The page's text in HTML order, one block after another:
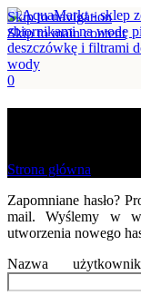
Skip to navigation
Skip to main content
0
Strona główna
Zapomniane hasło?
mail. Wyślemy w
utworzenia nowego
Nazwa